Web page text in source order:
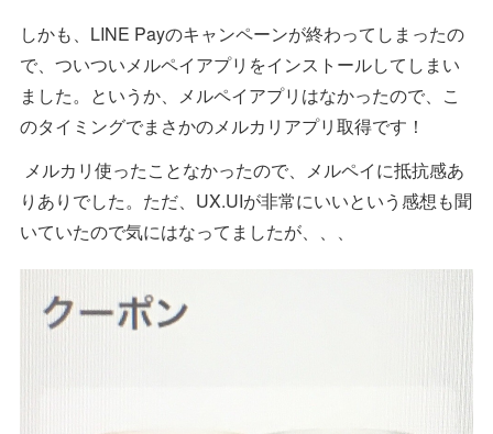
しかも、LINE Payのキャンペーンが終わってしまったの
で、ついついメルペイアプリをインストールしてしまい
ました。というか、メルペイアプリはなかったので、こ
のタイミングでまさかのメルカリアプリ取得です！
メルカリ使ったことなかったので、メルペイに抵抗感あ
りありでした。ただ、UX.UIが非常にいいという感想も聞
いていたので気にはなってましたが、、、